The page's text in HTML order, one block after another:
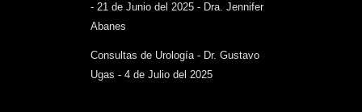
- 21 de Junio del 2025 - Dra. Jennifer
Abanes
Consultas de Urología - Dr. Gustavo
Ugas - 4 de Julio del 2025